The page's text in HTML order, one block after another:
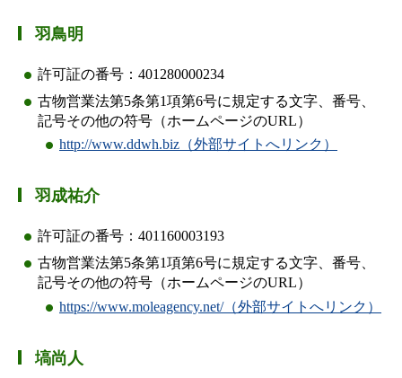
羽鳥明
許可証の番号：401280000234
古物営業法第5条第1項第6号に規定する文字、番号、
記号その他の符号（ホームページのURL）
http://www.ddwh.biz（外部サイトへリンク）
羽成祐介
許可証の番号：401160003193
古物営業法第5条第1項第6号に規定する文字、番号、
記号その他の符号（ホームページのURL）
https://www.moleagency.net/（外部サイトへリンク）
塙尚人